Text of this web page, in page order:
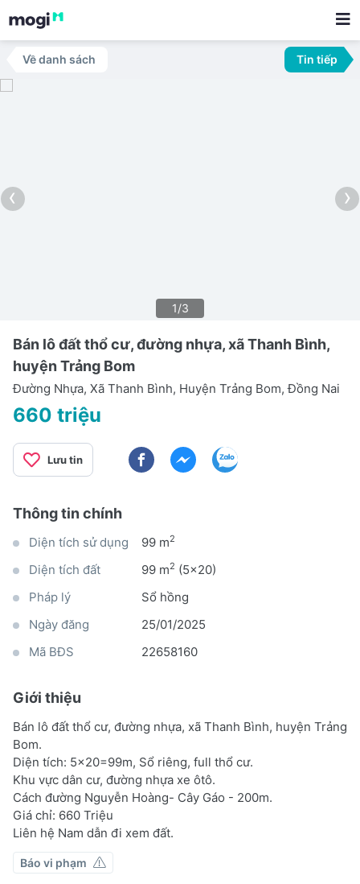
Về danh sách Tin tiếp
‹ ›
1/3
Bán lô đất thổ cư, đường nhựa, xã Thanh Bình,
huyện Trảng Bom
Đường Nhựa, Xã Thanh Bình, Huyện Trảng Bom, Đồng Nai
660 triệu
Lưu tin
Thông tin chính
Diện tích sử dụng 99 m2
Diện tích đất 99 m2 (5x20)
Pháp lý
Sổ hồng
Ngày đăng
25/01/2025
Mã BĐS
22658160
Giới thiệu
Bán lô đất thổ cư, đường nhựa, xã Thanh Bình, huyện Trảng
Bom.
Diện tích: 5×20=99m, Sổ riêng, full thổ cư.
Khu vực dân cư, đường nhựa xe ôtô.
Cách đường Nguyễn Hoàng- Cây Gáo - 200m.
Giá chỉ: 660 Triệu
Liên hệ Nam dẫn đi xem đất.
Báo vi phạm